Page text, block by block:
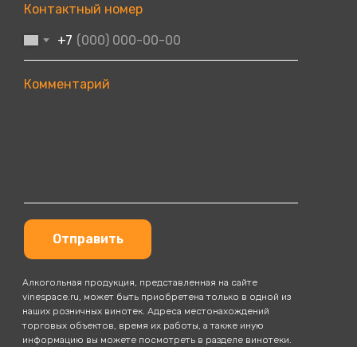
Контактный номер
+7
Комментарий
Отправить
Алкогольная продукция, представленная на сайте
vinespace.ru, может быть приобретена только в одной из
наших розничных винотек. Адреса местонахождений
торговых объектов, время их работы, а также иную
информацию вы можете посмотреть в разделе винотеки.